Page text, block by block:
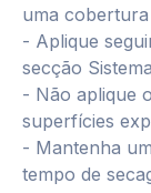
uma cobertura
- Aplique
secção
- Não aplique
superfícies
- Mantenha
tempo de